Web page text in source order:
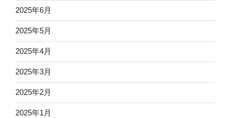
2025年6月
2025年5月
2025年4月
2025年3月
2025年2月
2025年1月